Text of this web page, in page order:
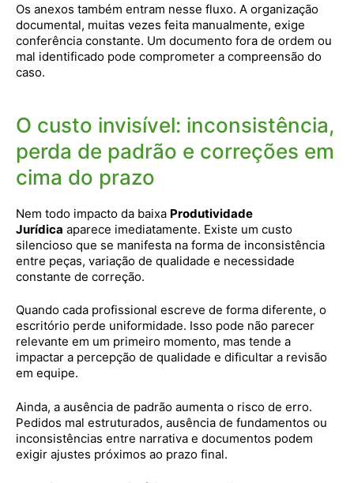
Os anexos também entram nesse fluxo. A organização
documental, muitas vezes feita manualmente, exige
conferência constante. Um documento fora de ordem ou
mal identificado pode comprometer a compreensão do
caso.
O custo invisível: inconsistência,
perda de padrão e correções em
cima do prazo
Nem todo impacto da baixa Produtividade
Jurídica aparece imediatamente. Existe um custo
silencioso que se manifesta na forma de inconsistência
entre peças, variação de qualidade e necessidade
constante de correção.
Quando cada profissional escreve de forma diferente, o
escritório perde uniformidade. Isso pode não parecer
relevante em um primeiro momento, mas tende a
impactar a percepção de qualidade e dificultar a revisão
em equipe.
Ainda, a ausência de padrão aumenta o risco de erro.
Pedidos mal estruturados, ausência de fundamentos ou
inconsistências entre narrativa e documentos podem
exigir ajustes próximos ao prazo final.